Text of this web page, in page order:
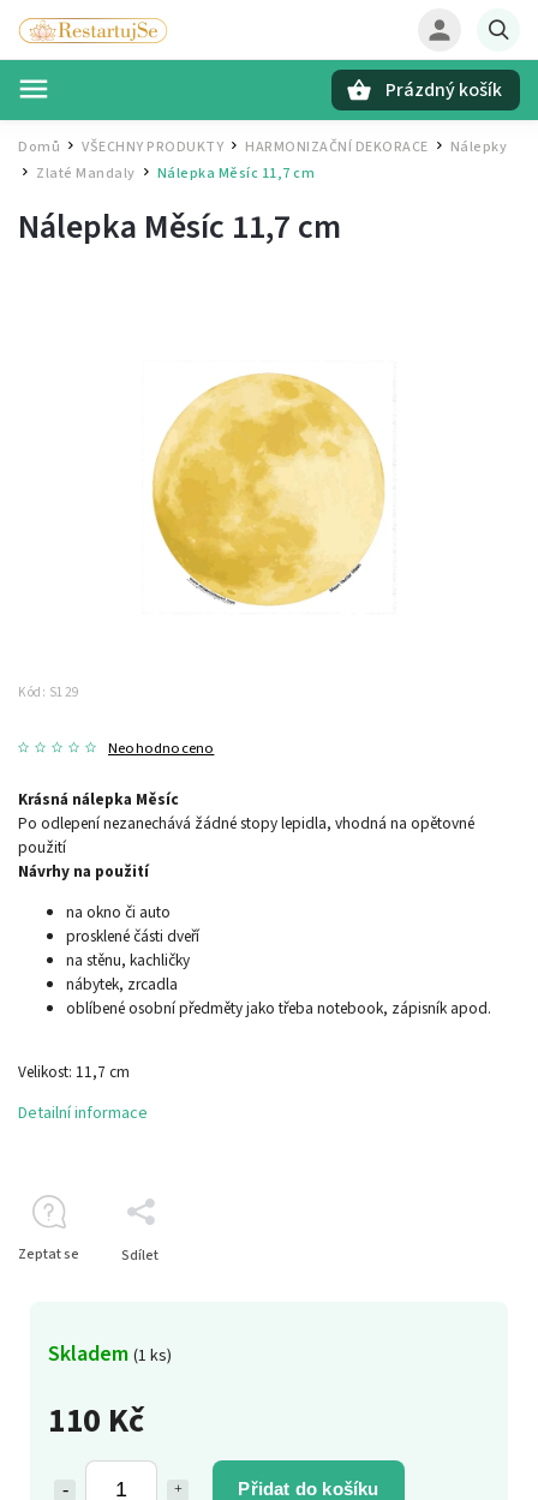
Prázdný košík
Domů / VŠECHNY PRODUKTY / HARMONIZAČNÍ DEKORACE
Nálepky
/
Zlaté Mandaly Nálepka Měsíc 11,7 cm
Nálepka Měsíc 11,7 cm
Kód: S129
Neohodnoceno
110 Kč
Přidat do košíku
Skladem (1 ks)
Krásná nálepka Měsíc
Po odlepení nezanechává žádné stopy lepidla, vhodná na opětovné
použití
Návrhy na použití
na okno či auto
prosklené části dveří
na stěnu, kachličky
nábytek, zrcadla
oblíbené osobní předměty jako třeba notebook, zápisník apod.
Velikost: 11,7 cm
Detailní informace
Zeptat se Sdílet